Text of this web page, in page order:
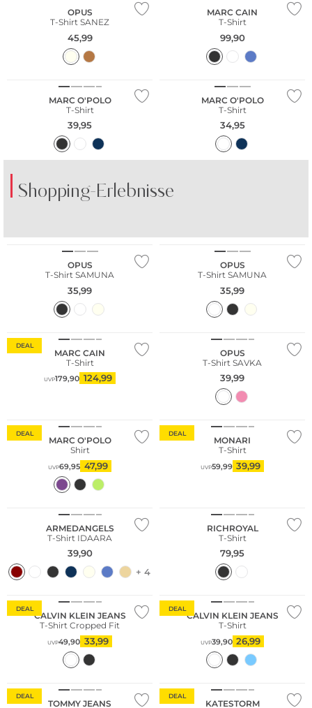
OPUS
T-Shirt SANEZ
45,99
MARC CAIN
T-Shirt
99,90
MARC O'POLO
T-Shirt
39,95
MARC O'POLO
T-Shirt
34,95
Shopping-Erlebnisse
OPUS
T-Shirt SAMUNA
35,99
OPUS
T-Shirt SAMUNA
35,99
DEAL
MARC CAIN
T-Shirt
UVP179,90 124,99
OPUS
T-Shirt SAVKA
39,99
DEAL
MARC O'POLO
Shirt
UVP69,95 47,99
DEAL
MONARI
T-Shirt
UVP59,99 39,99
ARMEDANGELS
T-Shirt IDAARA
39,90
+ 4
RICHROYAL
T-Shirt
79,95
DEAL
CALVIN KLEIN JEANS
T-Shirt Cropped Fit
UVP49,90 33,99
DEAL
CALVIN KLEIN JEANS
T-Shirt
UVP39,90 26,99
DEAL
TOMMY JEANS
DEAL
KATESTORM